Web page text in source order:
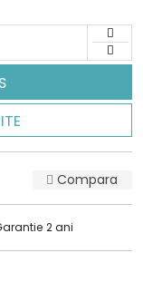
Compara
2 ani